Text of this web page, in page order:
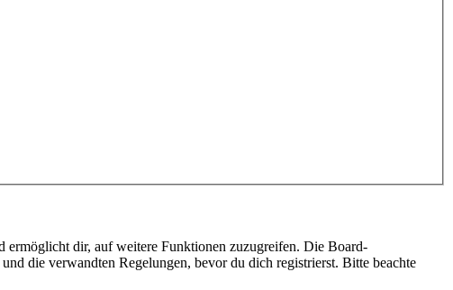
ermöglicht dir, auf weitere Funktionen zuzugreifen. Die Board-
die verwandten Regelungen, bevor du dich registrierst. Bitte beachte